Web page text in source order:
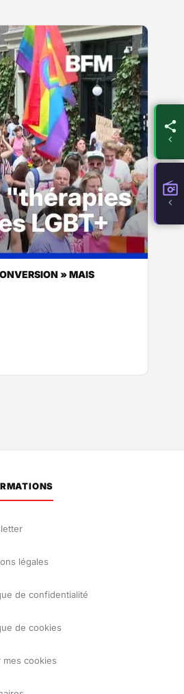
» MAIS
légales
de confidentialité
de cookies
mes cookies